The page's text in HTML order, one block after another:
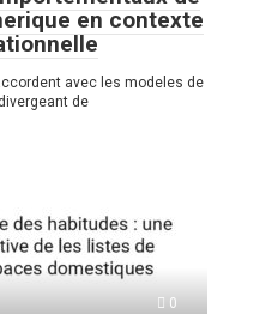
en contexte
avec les modeles de
de
0